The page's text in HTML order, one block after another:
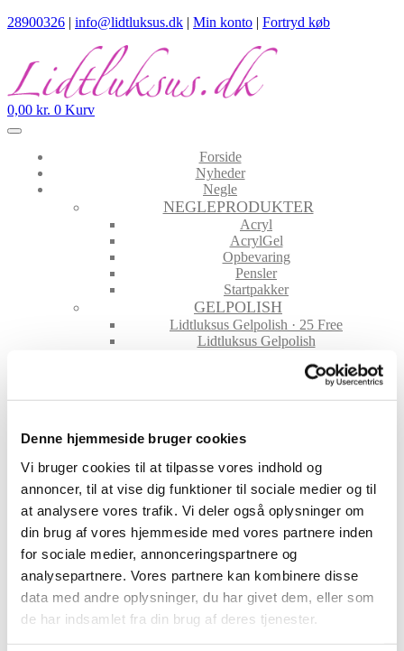
Denne hjemmeside bruger cookies
Vi bruger cookies til at tilpasse vores indhold og
annoncer, til at vise dig funktioner til sociale medier og til
at analysere vores trafik. Vi deler også oplysninger om
din brug af vores hjemmeside med vores partnere inden
for sociale medier, annonceringspartnere og
analysepartnere. Vores partnere kan kombinere disse
data med andre oplysninger, du har givet dem, eller som
de har indsamlet fra din brug af deres tjenester.
28900326 | info@lidtluksus.dk | Min konto | Fortryd køb
0,00 kr. 0 Kurv
Forside
Nyheder
Negle
NEGLEPRODUKTER
Acryl
AcrylGel
Opbevaring
Pensler
Startpakker
GELPOLISH
Lidtluksus Gelpolish · 25 Free
Lidtluksus Gelpolish
LL Builder-In-A-Bottle
Top & Base Coat
ABC Farvet Gele
Base Gele
Cover Gele
Hvid Gele
Ice Cream Gele
Klar Gele
Paint Gel
NEGLE TILBEHØR
File & Buffere